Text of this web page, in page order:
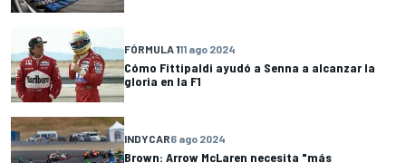
FÓRMULA 111 ago 2024
Cómo Fittipaldi ayudó a Senna a alcanzar la
gloria en la F1
INDYCAR6 ago 2024
Brown: Arrow McLaren necesita "más